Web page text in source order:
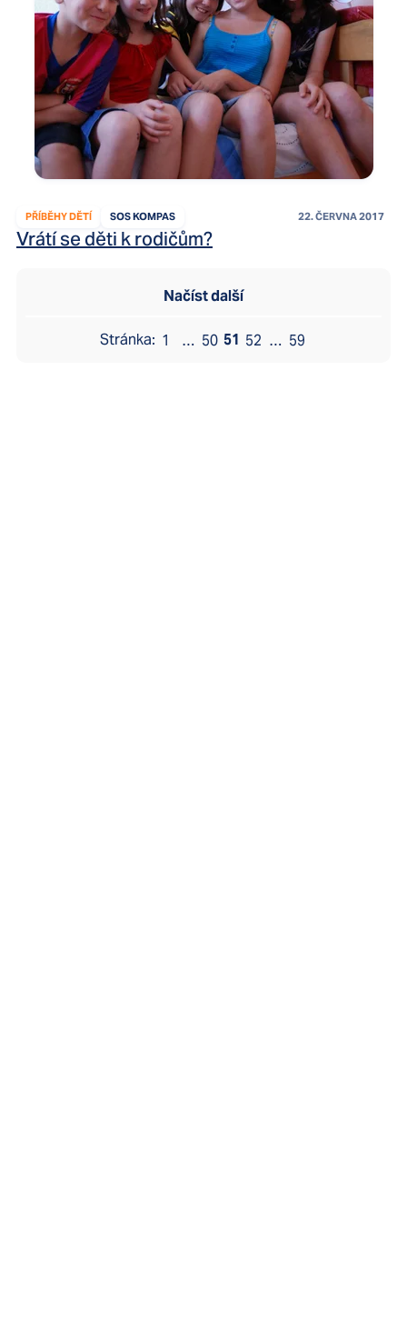
PŘÍBĚHY DĚTÍ SOS KOMPAS 22. ČERVNA 2017
Vrátí se děti k rodičům?
Načíst další
1 … 50 51 52 … 59